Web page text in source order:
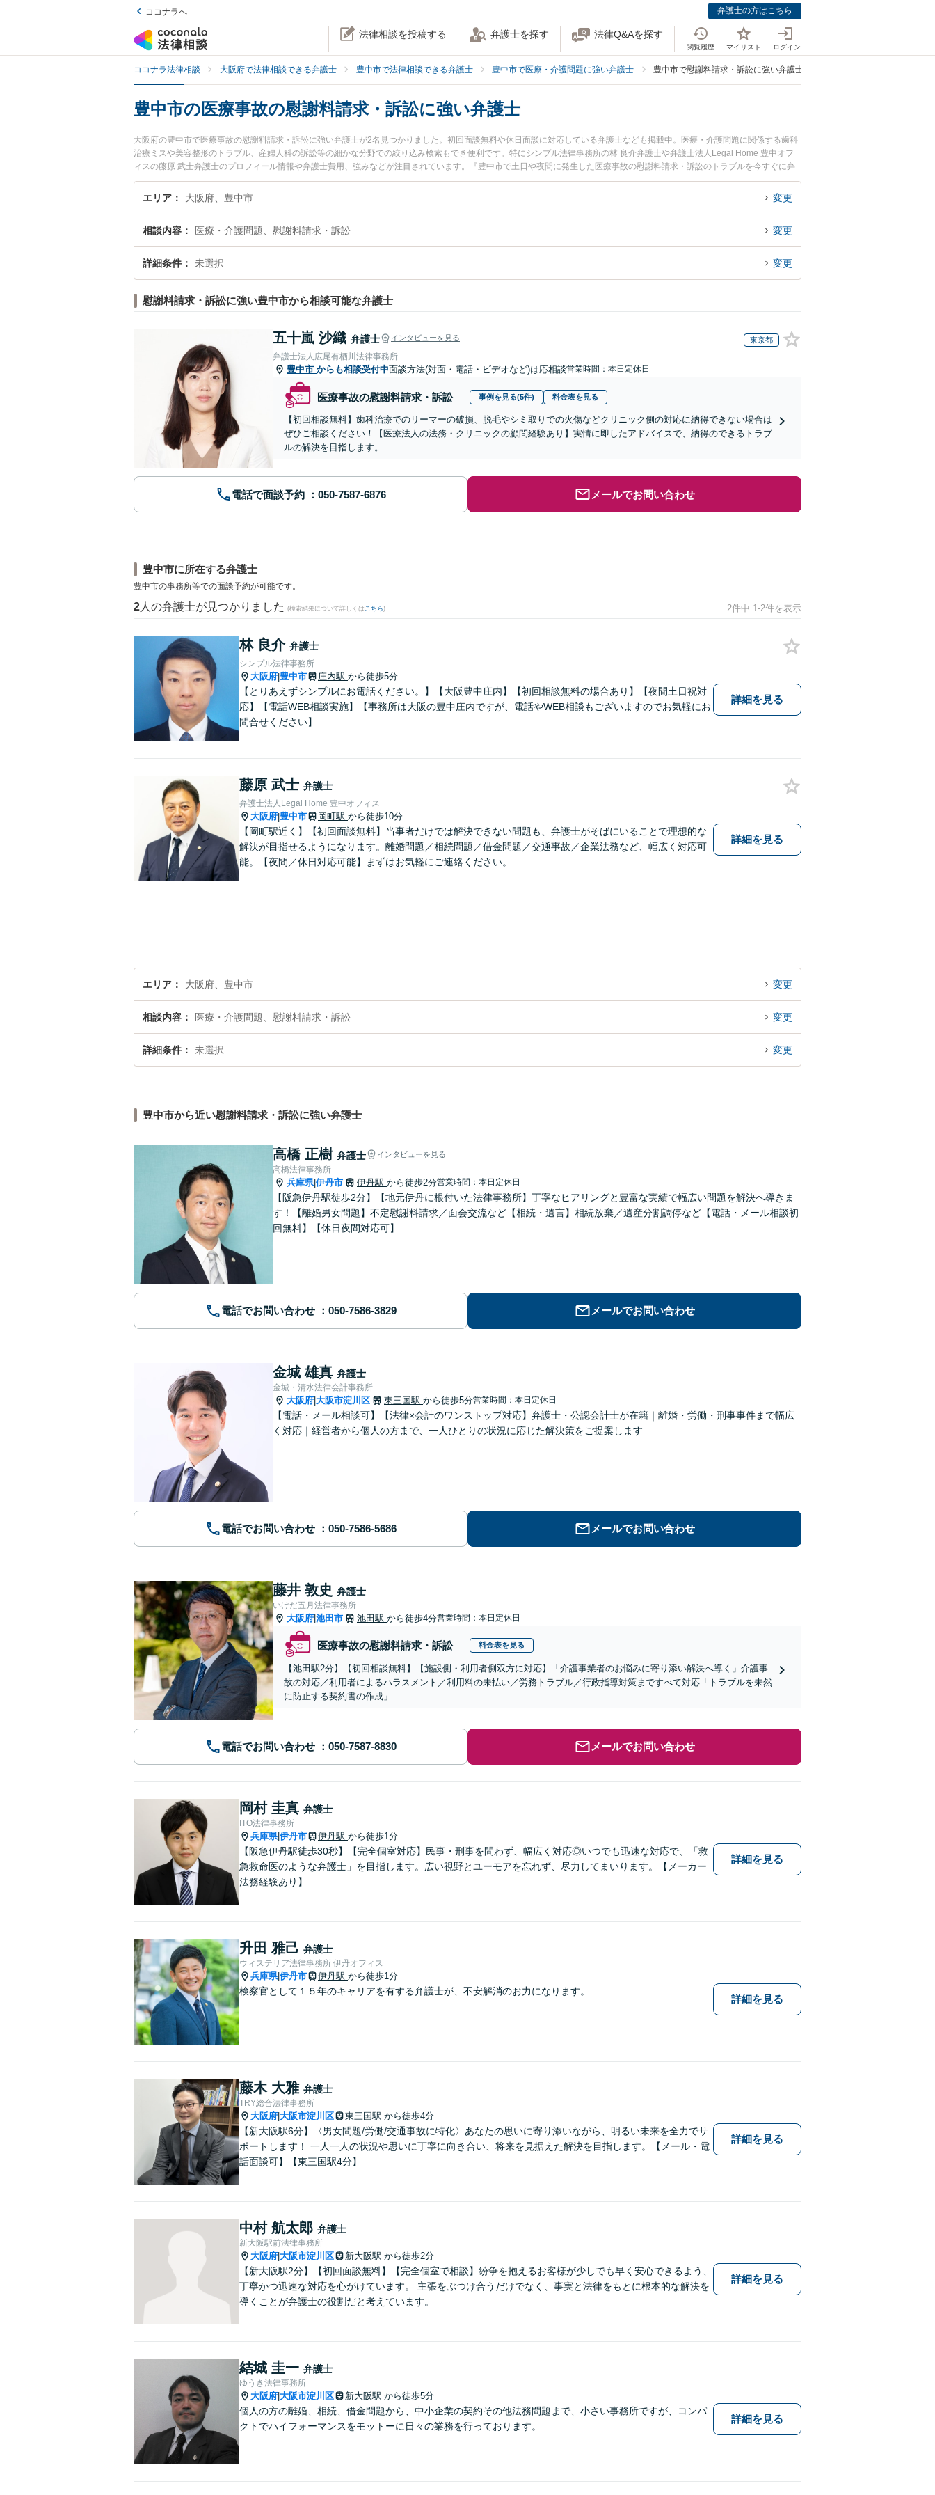
ココナラへ 弁護士の方はこちら
法律相談を投稿する 弁護士を探す 法律Q&Aを探す
閲覧履歴 マイリスト ログイン
ココナラ法律相談 大阪府で法律相談できる弁護士 豊中市で法律相談できる弁護士 豊中市で医療・介護問題に強い弁護士 豊中市で慰謝料請求・訴訟に強い弁護士
豊中市の医療事故の慰謝料請求・訴訟に強い弁護士
大阪府の豊中市で医療事故の慰謝料請求・訴訟に強い弁護士が2名見つかりました。初回面談無料や休日面談に対応している弁護士なども掲載中。医療・介護問題に関係する歯科
治療ミスや美容整形のトラブル、産婦人科の訴訟等の細かな分野での絞り込み検索もでき便利です。特にシンプル法律事務所の林 良介弁護士や弁護士法人Legal Home 豊中オフ
ィスの藤原 武士弁護士のプロフィール情報や弁護士費用、強みなどが注目されています。『豊中市で土日や夜間に発生した医療事故の慰謝料請求・訴訟のトラブルを今すぐに弁
護士に相談したい』『医療事故の慰謝料請求・訴訟のトラブル解決の実績豊富な近くの弁護士を検索したい』『初回相談無料で医療事故の慰謝料請求・訴訟を法律相談できる豊中
市内の弁護士に相談予約したい』などでお困りの相談者さんにおすすめです。
エリア 大阪府、豊中市 変更
相談内容 医療・介護問題、慰謝料請求・訴訟 変更
詳細条件 未選択 変更
慰謝料請求・訴訟に強い豊中市から相談可能な弁護士
五十嵐 沙織 弁護士 インタビューを見る 東京都
弁護士法人広尾有栖川法律事務所
豊中市 からも相談受付中面談方法(対面・電話・ビデオなど)は応相談営業時間：本日定休日
医療事故の慰謝料請求・訴訟 事例を見る(5件) 料金表を見る
【初回相談無料】歯科治療でのリーマーの破損、脱毛やシミ取りでの火傷などクリニック側の対応に納得できない場合は
ぜひご相談ください！【医療法人の法務・クリニックの顧問経験あり】実情に即したアドバイスで、納得のできるトラブ
ルの解決を目指します。
電話で面談予約 メールでお問い合わせ
豊中市に所在する弁護士
豊中市の事務所等での面談予約が可能です。
2 人の弁護士が見つかりました (検索結果について詳しくは こちら) 2件中 1-2件を表示
林 良介 弁護士
シンプル法律事務所
大阪府|豊中市 庄内駅 から徒歩5分
【とりあえずシンプルにお電話ください。】【大阪豊中庄内】【初回相談無料の場合あり】【夜間土日祝対
応】【電話WEB相談実施】【事務所は大阪の豊中庄内ですが、電話やWEB相談もございますのでお気軽にお
問合せください】
詳細を見る
藤原 武士 弁護士
弁護士法人Legal Home 豊中オフィス
大阪府|豊中市 岡町駅 から徒歩10分
【岡町駅近く】【初回面談無料】当事者だけでは解決できない問題も、弁護士がそばにいることで理想的な
解決が目指せるようになります。離婚問題／相続問題／借金問題／交通事故／企業法務など、幅広く対応可
能。【夜間／休日対応可能】まずはお気軽にご連絡ください。
詳細を見る
エリア 大阪府、豊中市 変更
相談内容 医療・介護問題、慰謝料請求・訴訟 変更
詳細条件 未選択 変更
豊中市から近い慰謝料請求・訴訟に強い弁護士
高橋 正樹 弁護士 インタビューを見る
高橋法律事務所
兵庫県|伊丹市 伊丹駅 から徒歩2分営業時間：本日定休日
【阪急伊丹駅徒歩2分】【地元伊丹に根付いた法律事務所】丁寧なヒアリングと豊富な実績で幅広い問題を解決へ導きま
す！【離婚男女問題】不定慰謝料請求／面会交流など【相続・遺言】相続放棄／遺産分割調停など【電話・メール相談初
回無料】【休日夜間対応可】
電話でお問い合わせ メールでお問い合わせ
金城 雄真 弁護士
金城・清水法律会計事務所
大阪府 大阪市淀川区 東三国駅 から徒歩5分営業時間：本日定休日
【電話・メール相談可】【法律×会計のワンストップ対応】弁護士・公認会計士が在籍｜離婚・労働・刑事事件まで幅広
く対応｜経営者から個人の方まで、一人ひとりの状況に応じた解決策をご提案します
電話でお問い合わせ メールでお問い合わせ
藤井 敦史 弁護士
いけだ五月法律事務所
大阪府 池田市 池田駅 から徒歩4分営業時間：本日定休日
医療事故の慰謝料請求・訴訟 料金表を見る
【池田駅2分】【初回相談無料】【施設側・利用者側双方に対応】「介護事業者のお悩みに寄り添い解決へ導く」介護事
故の対応／利用者によるハラスメント／利用料の未払い／労務トラブル／行政指導対策まですべて対応「トラブルを未然
に防止する契約書の作成」
電話でお問い合わせ メールでお問い合わせ
岡村 圭真 弁護士
ITO法律事務所
兵庫県|伊丹市 伊丹駅 から徒歩1分
【阪急伊丹駅徒歩30秒】【完全個室対応】民事・刑事を問わず、幅広く対応◎いつでも迅速な対応で、「救
急救命医のような弁護士」を目指します。広い視野とユーモアを忘れず、尽力してまいります。【メーカー
法務経験あり】
詳細を見る
升田 雅己 弁護士
ウィステリア法律事務所 伊丹オフィス
兵庫県|伊丹市 伊丹駅 から徒歩1分
検察官として１５年のキャリアを有する弁護士が、不安解消のお力になります。
詳細を見る
藤木 大雅 弁護士
TRY総合法律事務所
大阪府 大阪市淀川区 東三国駅 から徒歩4分
【新大阪駅6分】〈男女問題/労働/交通事故に特化〉あなたの思いに寄り添いながら、明るい未来を全力でサ
ポートします！ 一人一人の状況や思いに丁寧に向き合い、将来を見据えた解決を目指します。【メール・電
話面談可】【東三国駅4分】
詳細を見る
中村 航太郎 弁護士
新大阪駅前法律事務所
大阪府 大阪市淀川区 新大阪駅 から徒歩2分
【新大阪駅2分】【初回面談無料】【完全個室で相談】紛争を抱えるお客様が少しでも早く安心できるよう、
丁寧かつ迅速な対応を心がけています。 主張をぶつけ合うだけでなく、事実と法律をもとに根本的な解決を
導くことが弁護士の役割だと考えています。
詳細を見る
結城 圭一 弁護士
ゆうき法律事務所
大阪府 大阪市淀川区 新大阪駅 から徒歩5分
個人の方の離婚、相続、借金問題から、中小企業の契約その他法務問題まで、小さい事務所ですが、コンパ
クトでハイフォーマンスをモットーに日々の業務を行っております。
詳細を見る